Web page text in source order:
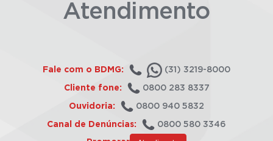
Atendimento
Fale com o BDMG: (31) 3219-8000
Cliente fone: 0800 283 8337
Ouvidoria: 0800 940 5832
Canal de Denúncias: 0800 580 3346